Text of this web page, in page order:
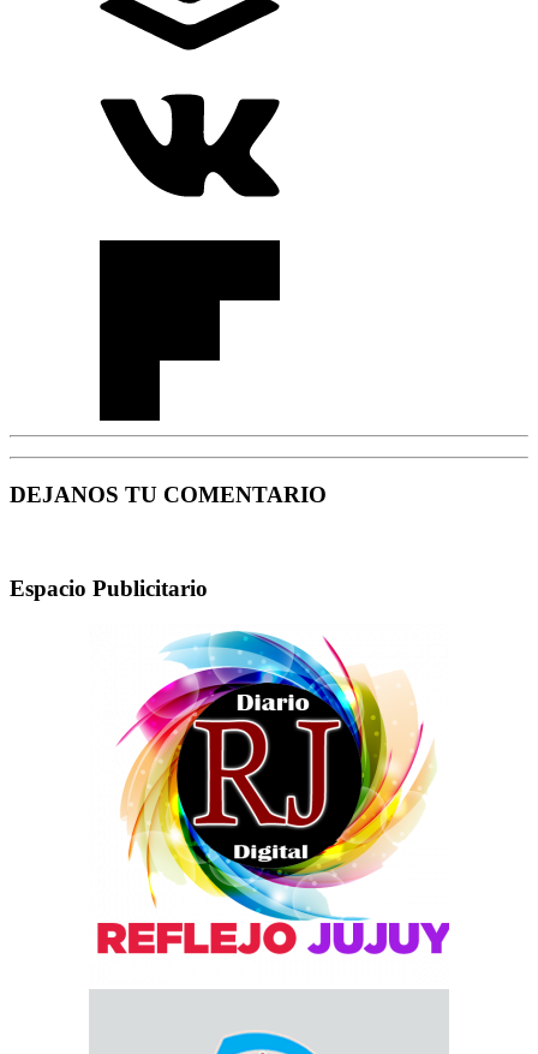
DEJANOS TU COMENTARIO
Espacio Publicitario